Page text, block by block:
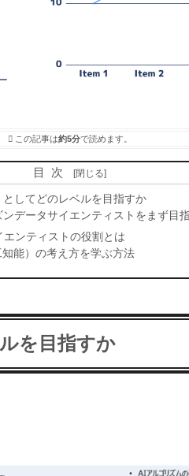
この記事は約5分で読めます。
目次
としてどのレベルを目指すか
ンデータサイエンティストをまず目
エンティストの役割とは
能）の考え方を学ぶ方法
を目指すか